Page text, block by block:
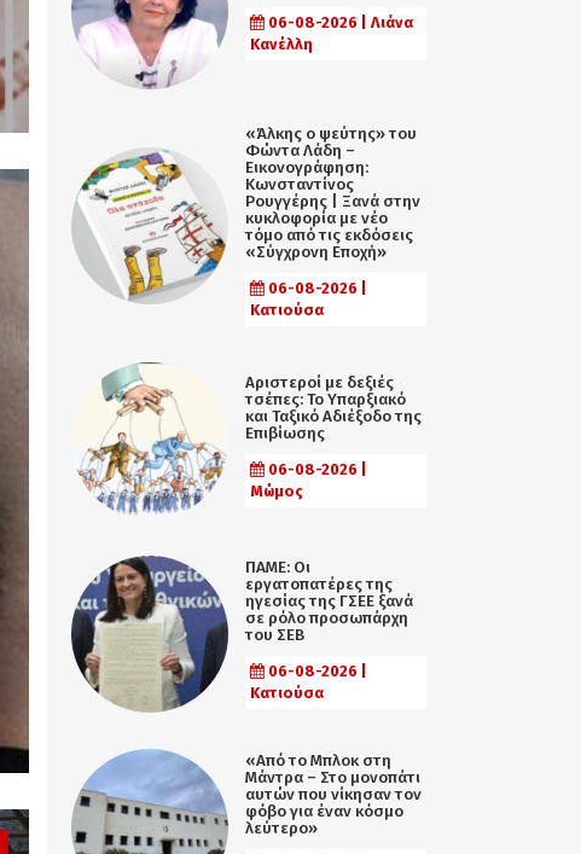
06-08-2026 | Λιάνα
Κανέλλη
«Άλκης ο ψεύτης» του
Φώντα Λάδη –
Εικονογράφηση:
Κωνσταντίνος
Ρουγγέρης | Ξανά στην
κυκλοφορία με νέο
τόμο από τις εκδόσεις
«Σύγχρονη Εποχή»
06-08-2026 |
Κατιούσα
Αριστεροί με δεξιές
τσέπες: Το Υπαρξιακό
και Ταξικό Αδιέξοδο της
Επιβίωσης
06-08-2026 |
Μώμος
ΠΑΜΕ: Οι
εργατοπατέρες της
ηγεσίας της ΓΣΕΕ ξανά
σε ρόλο προσωπάρχη
του ΣΕΒ
06-08-2026 |
Κατιούσα
«Από το Μπλοκ στη
Μάντρα – Στο μονοπάτι
αυτών που νίκησαν τον
φόβο για έναν κόσμο
λεύτερο»